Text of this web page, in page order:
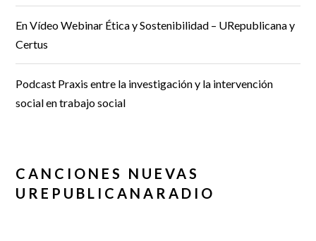
En Vídeo Webinar Ética y Sostenibilidad – URepublicana y
Certus
Podcast Praxis entre la investigación y la intervención
social en trabajo social
CANCIONES NUEVAS
UREPUBLICANARADIO